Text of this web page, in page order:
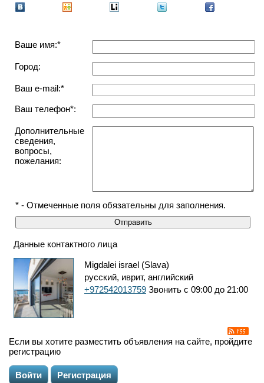
Ваше имя:*
Город:
Ваш e-mail:*
Ваш телефон*:
Дополнительные
сведения,
вопросы,
пожелания:
* - Отмеченные поля обязательны для заполнения.
Данные контактного лица
Migdalei israel (Slava)
русский, иврит, английский
+972542013759 Звонить с 09:00 до 21:00
Если вы хотите разместить объявления на сайте, пройдите
регистрацию
Войти Регистрация